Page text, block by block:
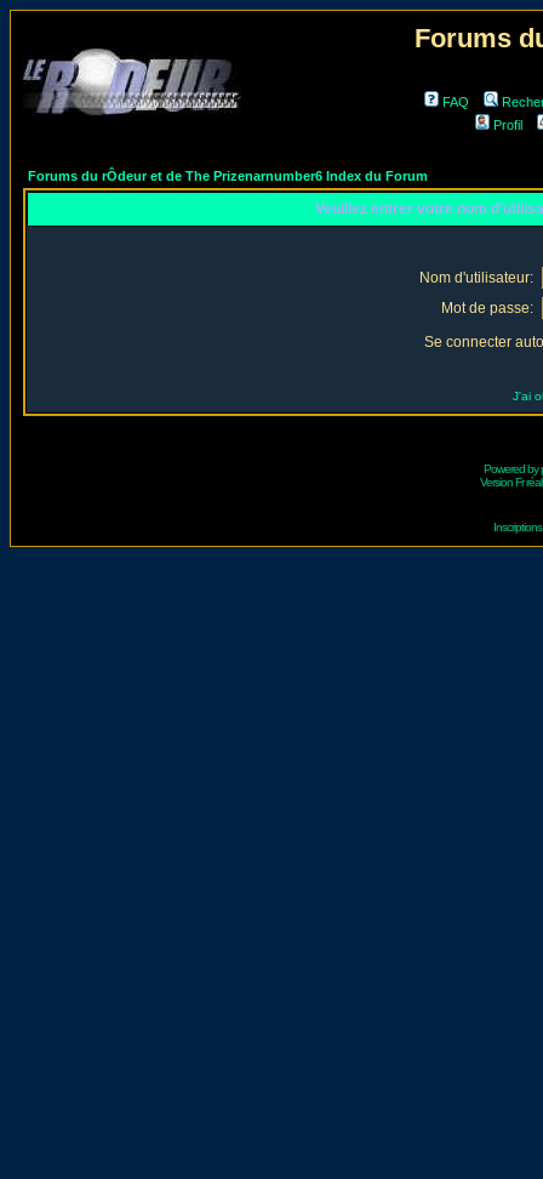
Forums
FAQ
Profil
Forums du rÔdeur et de The Prizenarnumber6 Index du Forum
Veuillez entrer votre nom
Nom d'utilisateur:
Mot de passe:
Se connecter
J'ai
Powered by
Version Fr